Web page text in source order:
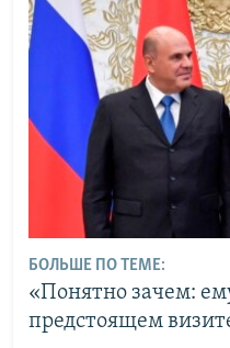
БОЛЬШЕ ПО ТЕМЕ:
«Понятно зачем:
предстоящем